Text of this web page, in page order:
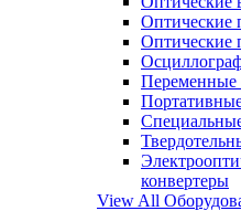
Оптические
Оптические
Переменные
конвертеры
View All